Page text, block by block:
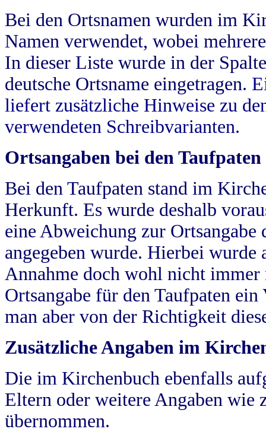
Bei den Ortsnamen wurden im
Namen verwendet, wobei
In dieser Liste wurde in der
deutsche Ortsname eingetragen.
liefert zusätzliche Hinweise zu
verwendeten Schreibvarianten.
Ortsangaben bei den Taufpaten
Bei den Taufpaten stand im
Herkunft. Es wurde deshalb
eine Abweichung zur
angegeben wurde. Hierbei wurde
Annahme doch wohl nicht
Ortsangabe für den Taufpaten
man aber von der Richtigkeit
Zusätzliche Angaben im
Die im Kirchenbuch ebenfalls
Eltern oder weitere Angaben wie
übernommen.